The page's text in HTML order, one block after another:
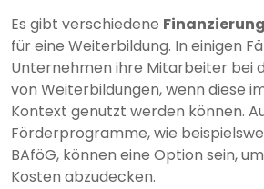
Es gibt verschiedene
für eine Weiterbildung. In einigen
Unternehmen ihre Mitarbeiter bei
von Weiterbildungen, wenn diese
Kontext genutzt werden können.
Förderprogramme, wie
BAföG, können eine Option sein,
Kosten abzudecken.